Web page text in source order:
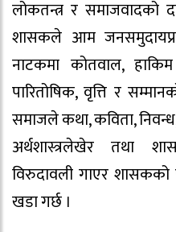
लोकतन्त्र र समाजवादको
शासकले आम
नाटकमा कोतवाल,
पारितोषिक, वृत्ति र
समाजले कथा, कविता,
अर्थशास्त्रलेखेर तथा
विरुदावली गाएर शासकको
खडा गर्छ ।